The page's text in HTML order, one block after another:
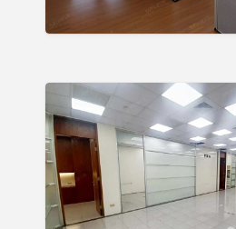
佳
裝
隔
間,
浴
室
及
茶
【台
北
市
內
湖
區】